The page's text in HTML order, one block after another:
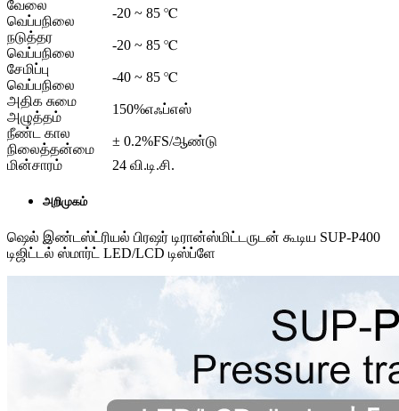
வேலை
வெப்பநிலை
-20 ~ 85 ℃
நடுத்தர
வெப்பநிலை
-20 ~ 85 ℃
சேமிப்பு
வெப்பநிலை
-40 ~ 85 ℃
அதிக சுமை
அழுத்தம்
150%எஃப்எஸ்
நீண்ட கால
நிலைத்தன்மை
± 0.2%FS/ஆண்டு
மின்சாரம்
24 வி.டி.சி.
அறிமுகம்
ஷெல் இண்டஸ்ட்ரியல் பிரஷர் டிரான்ஸ்மிட்டருடன் கூடிய SUP-P400
டிஜிட்டல் ஸ்மார்ட் LED/LCD டிஸ்ப்ளே